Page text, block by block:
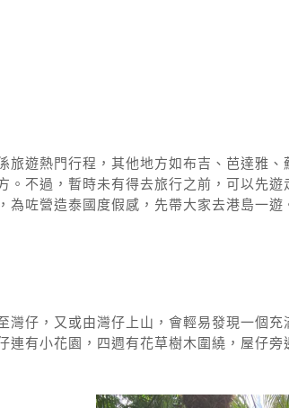
旅遊熱門行程，其他地方如布吉、芭達雅
。不過，暫時未有得去旅行之前，可以先
咗營造泰國度假感，先帶大家去港島一遊
灣仔，又或由灣仔上山，會輕易發現一個
連有小花園，四週有花草樹木圍繞，屋仔